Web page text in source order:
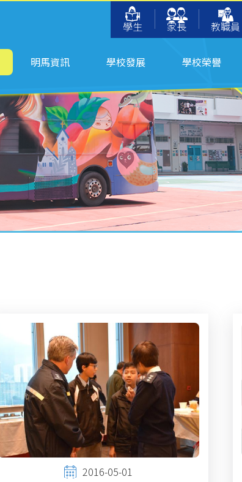
學生
家長 教職員
明馬資訊 學校發展 學校榮譽
2016-05-01